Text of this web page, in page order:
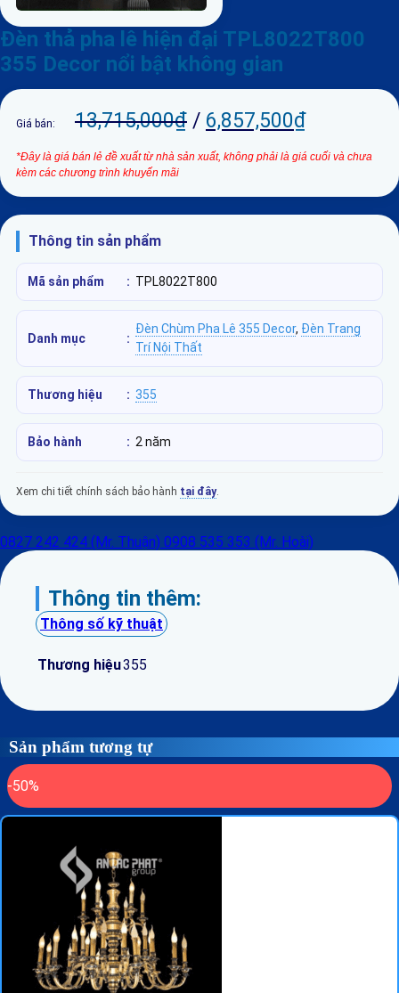
Đèn thả pha lê hiện đại TPL8022T800
355 Decor nổi bật không gian
Giá bán: 13,715,000₫ / 6,857,500₫
*Đây là giá bán lẻ đề xuất từ nhà sản xuất, không phải là giá cuối và chưa
kèm các chương trình khuyến mãi
Thông tin sản phẩm
Mã sản phẩm : TPL8022T800
Danh mục :
Đèn Chùm Pha Lê 355 Decor, Đèn Trang
Trí Nội Thất
Thương hiệu : 355
Bảo hành : 2 năm
Xem chi tiết chính sách bảo hành tại đây.
0827 242 424 (Mr. Thuận) 0908 535 353 (Mr. Hoài)
Thông tin thêm:
Thông số kỹ thuật
Thương hiệu355
Sản phẩm tương tự
-50%